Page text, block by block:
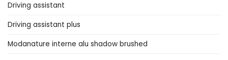
Bracciolo anteriore
Cerchi in lega
Chiavi e telecomandi
Driving assistant
Driving assistant plus
Modanature interne alu shadow brushed